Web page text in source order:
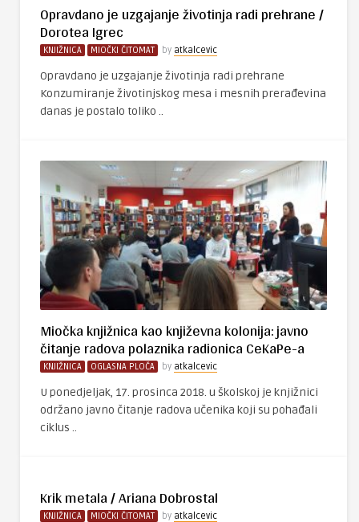
Opravdano je uzgajanje životinja radi prehrane /
Dorotea Igrec
KNJIŽNICA MIOČKI ČITOMAT by atkalcevic
Opravdano je uzgajanje životinja radi prehrane
Konzumiranje životinjskog mesa i mesnih prerađevina
danas je postalo toliko ..
Miočka knjižnica kao književna kolonija: javno
čitanje radova polaznika radionica CeKaPe-a
KNJIŽNICA OGLASNA PLOČA by atkalcevic
U ponedjeljak, 17. prosinca 2018. u školskoj je knjižnici
održano javno čitanje radova učenika koji su pohađali
ciklus ..
Krik metala / Ariana Dobrostal
KNJIŽNICA MIOČKI ČITOMAT by atkalcevic